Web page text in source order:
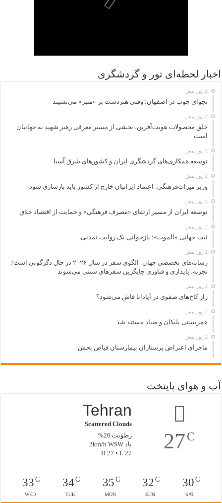
اخبار لحظه‌ای تور و گردشگری
2 روز پیش
نجوای چوب در اصفهان؛ وقتی هنردست بر «منبر» می‌نشیند
2 روز پیش
خلق محصولات هویت‌آفرین، بخشی از مسیر معرفی رهبر شهید به جهانیان
است
2 روز پیش
توسعه همکاری‌های گردشگری ایران و کشورهای شرق آسیا
2 روز پیش
وزیر میراث‌فرهنگی: اعتماد ایرانیان خارج از کشور باید بازسازی شود
2 روز پیش
توسعه ایران از مسیر ارتقای «مصرف فرهنگی» و حمایت از اقتصاد خلاق
2 روز پیش
ثبت جهانی «الموت»؛ بازخوانی یک روایت تمدنی
2 روز پیش
رسانه‌های تخصصی جهان: الگوی سفر در سال ۲۰۲۶ در حال دگرگونی است/
تجربه، پایداری و فناوری جایگزین سفرهای سنتی می‌شوند
2 روز پیش
راز کاخ‌های صفوی در آپادانا فاش می‌شود؟
2 روز پیش
همزیستی پلیکان و صیاد مستند شد
2 روز پیش
ماجرای اعتراض پرستاران بیمارستان فیاض بخش
آب و هوای پایتخت
27C
Tehran
Scattered Clouds
رطوبت 26%
باد 2km/h WSW
H 27 • L 27
30C
SAT
32 C
SUN
35C
MON
34C
TUE
33C
WED